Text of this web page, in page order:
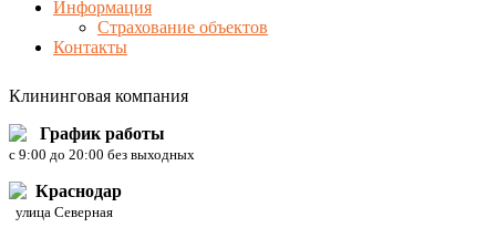
Информация
Страхование объектов
Контакты
Клининговая компания
График работы
c 9:00 до 20:00 без выходных
Краснодар
улица Северная